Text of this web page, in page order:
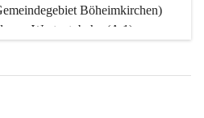
Böheimkirchen)
zur Westautobahn (A 1).
Minuten.
Wien sowie